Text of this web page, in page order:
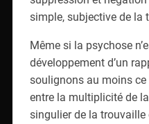
simple, subjective de la
Même si la psychose
développement d’un
soulignons au moins
entre la multiplicité de
singulier de la trouvaille